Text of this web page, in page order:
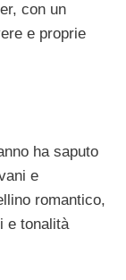
con un
e proprie
ha saputo
e
romantico,
e tonalità